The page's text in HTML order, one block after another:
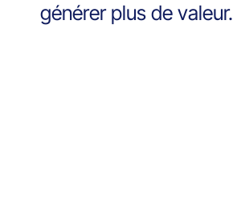
générer plus de valeur.